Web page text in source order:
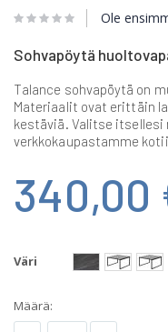
the
gallery
Ole
Sohvapöytä
Talance sohvapöytä on
Materiaalit ovat erittäin
kestäviä. Valitse itsellesi
verkkokaupastamme
340,00
Väri
Määrä: